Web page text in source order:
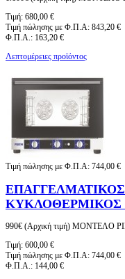
Τιμή: 680,00 €
Τιμή πώλησης με Φ.Π.Α: 843,20 €
Φ.Π.Α.: 163,20 €
Λεπτομέρειες προϊόντος
Τιμή πώλησης με Φ.Π.Α: 744,00 €
ΚΥΚΛΟΘΕΡΜΙΚΟΣ
990€ (Αρχική τιμή) ΜΟΝΤΕΛΟ
Τιμή: 600,00 €
Τιμή πώλησης με Φ.Π.Α: 744,00 €
Φ.Π.Α.: 144,00 €